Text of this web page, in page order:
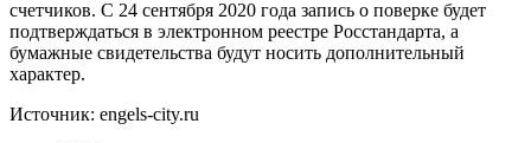
счетчиков. С 24 сентября 2020 года запись о поверке будет
подтверждаться в электронном реестре Росстандарта, а
бумажные свидетельства будут носить дополнительный
характер.
Источник: engels-city.ru